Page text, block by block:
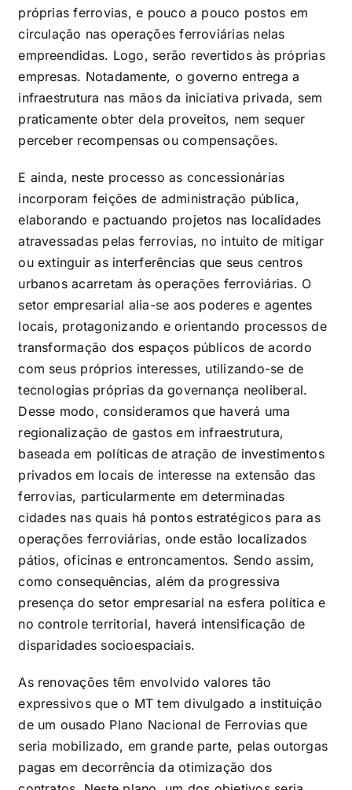
próprias ferrovias, e pouco a pouco postos em
circulação nas operações ferroviárias nelas
empreendidas. Logo, serão revertidos às próprias
empresas. Notadamente, o governo entrega a
infraestrutura nas mãos da iniciativa privada, sem
praticamente obter dela proveitos, nem sequer
perceber recompensas ou compensações.
E ainda, neste processo as concessionárias
incorporam feições de administração pública,
elaborando e pactuando projetos nas localidades
atravessadas pelas ferrovias, no intuito de mitigar
ou extinguir as interferências que seus centros
urbanos acarretam às operações ferroviárias. O
setor empresarial alia-se aos poderes e agentes
locais, protagonizando e orientando processos de
transformação dos espaços públicos de acordo
com seus próprios interesses, utilizando-se de
tecnologias próprias da governança neoliberal.
Desse modo, consideramos que haverá uma
regionalização de gastos em infraestrutura,
baseada em políticas de atração de investimentos
privados em locais de interesse na extensão das
ferrovias, particularmente em determinadas
cidades nas quais há pontos estratégicos para as
operações ferroviárias, onde estão localizados
pátios, oficinas e entroncamentos. Sendo assim,
como consequências, além da progressiva
presença do setor empresarial na esfera política e
no controle territorial, haverá intensificação de
disparidades socioespaciais.
As renovações têm envolvido valores tão
expressivos que o MT tem divulgado a instituição
de um ousado Plano Nacional de Ferrovias que
seria mobilizado, em grande parte, pelas outorgas
pagas em decorrência da otimização dos